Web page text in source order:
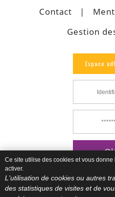
Contact
Gestion
Espace
Ce site utilise des cookies et vous
activer.
L'utilisation de cookies ou autres
des statistiques de visites et de